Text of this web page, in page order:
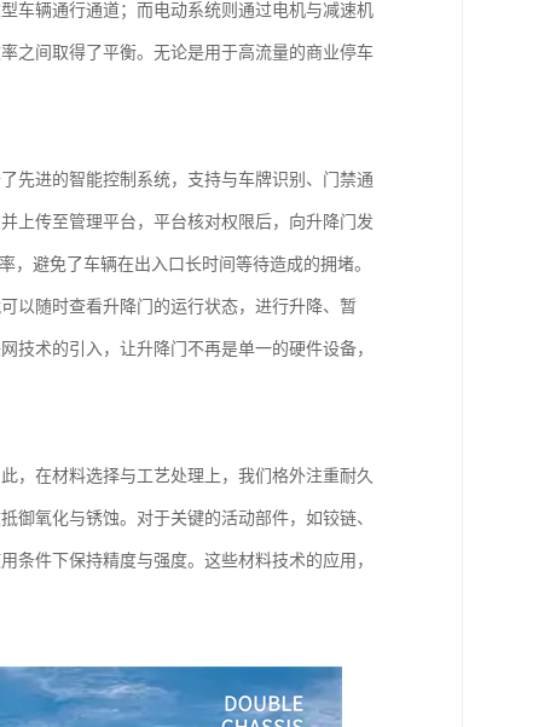
车辆通行通道；而电动系统则通过电机与减速机
之间取得了平衡。无论是用于高流量的商业停车
先进的智能控制系统，支持与车牌识别、门禁通
上传至管理平台，平台核对权限后，向升降门发
，避免了车辆在出入口长时间等待造成的拥堵。
以随时查看升降门的运行状态，进行升降、暂
技术的引入，让升降门不再是单一的硬件设备，
，在材料选择与工艺处理上，我们格外注重耐久
御氧化与锈蚀。对于关键的活动部件，如铰链、
条件下保持精度与强度。这些材料技术的应用，